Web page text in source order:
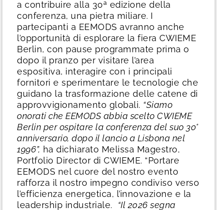
a contribuire alla 30ª edizione della
conferenza, una pietra miliare. I
partecipanti a EEMODS avranno anche
l’opportunità di esplorare la fiera CWIEME
Berlin, con pause programmate prima o
dopo il pranzo per visitare l’area
espositiva, interagire con i principali
fornitori e sperimentare le tecnologie che
guidano la trasformazione delle catene di
approvvigionamento globali. “Siamo
onorati che EEMODS abbia scelto CWIEME
Berlin per ospitare la conferenza del suo 30°
anniversario, dopo il lancio a Lisbona nel
1996”, ha dichiarato Melissa Magestro,
Portfolio Director di CWIEME. “Portare
EEMODS nel cuore del nostro evento
rafforza il nostro impegno condiviso verso
l’efficienza energetica, l’innovazione e la
leadership industriale.
“Il 2026 segna